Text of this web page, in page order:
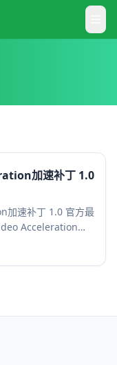
加速补丁 1.0
加速补丁 1.0 官方最
Acceleration加